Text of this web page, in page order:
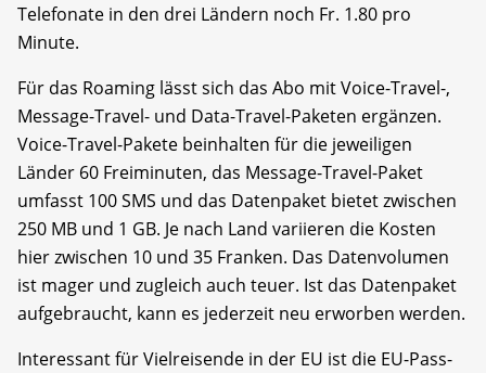
Telefonate in den drei Ländern noch Fr. 1.80 pro
Minute.
Für das Roaming lässt sich das Abo mit Voice-Travel-,
Message-Travel- und Data-Travel-Paketen ergänzen.
Voice-Travel-Pakete beinhalten für die jeweiligen
Länder 60 Freiminuten, das Message-Travel-Paket
umfasst 100 SMS und das Datenpaket bietet zwischen
250 MB und 1 GB. Je nach Land variieren die Kosten
hier zwischen 10 und 35 Franken. Das Datenvolumen
ist mager und zugleich auch teuer. Ist das Datenpaket
aufgebraucht, kann es jederzeit neu erworben werden.
Interessant für Vielreisende in der EU ist die EU-Pass-